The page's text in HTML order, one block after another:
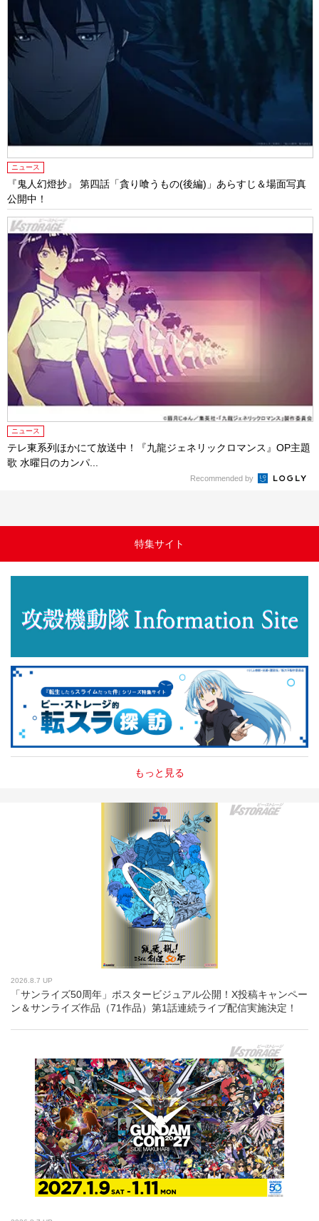
ニュース
『鬼人幻燈抄』 第四話「貪り喰うもの(後編)」あらすじ＆場面写真
公開中！
ニュース
テレ東系列ほかにて放送中！『九龍ジェネリックロマンス』OP主題
歌 水曜日のカンパ...
Recommended by
特集サイト
もっと見る
2026.8.7 UP
「サンライズ50周年」ポスタービジュアル公開！X投稿キャンペー
ン＆サンライズ作品（71作品）第1話連続ライブ配信実施決定！